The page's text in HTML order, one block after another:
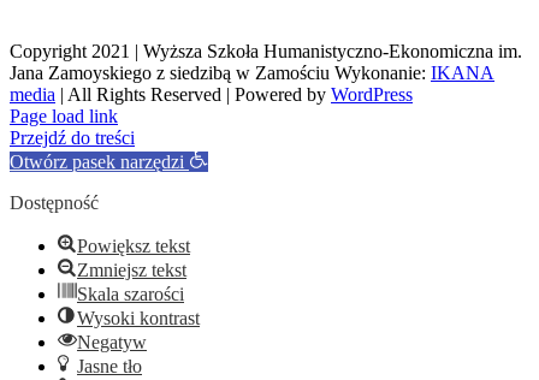
Copyright 2021 | Wyższa Szkoła Humanistyczno-Ekonomiczna im.
Jana Zamoyskiego z siedzibą w Zamościu Wykonanie: IKANA
media | All Rights Reserved | Powered by WordPress
Facebook
Page load link
Przejdź do treści
Otwórz pasek narzędzi
Dostępność
Powiększ tekst
Zmniejsz tekst
Skala szarości
Wysoki kontrast
Negatyw
Jasne tło